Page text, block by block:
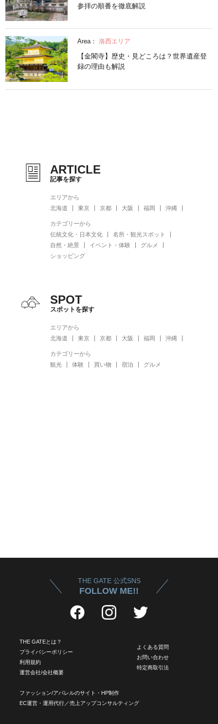
参拝の順番を徹底解説
Area： 洛西エリア
【金閣寺】歴史・見どころは？世界遺産登
録の理由も解説
ARTICLE
記事を探す
エリアから
北海道
東京 京都 大阪 福岡 沖縄
カテゴリーから
伝統文化・日本文化
名所・観光スポット
自然・絶景
イベント・体験
グルメ
ショッピング
SPOT
スポットを探す
エリアから
北海道
東京 京都 大阪 福岡 沖縄
カテゴリーから
観光
体験 買い物 宿泊 グルメ
THE GATE 公式SNS
FOLLOW ME!!
THE GATEとは？
プライバシーポリシー
利用規約
運営会社/会社概要
よくある質問
お問い合わせ
特定商取引法
ファッション/アパレルのサイト・HP制作
EC運営・運用代行／売上アップコンサルティング